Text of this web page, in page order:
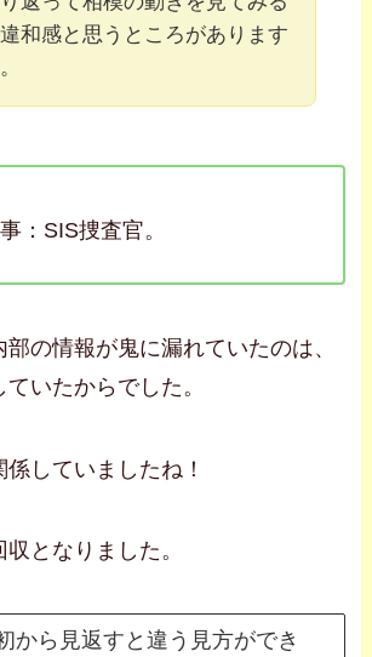
和感と思うところがあります
：SIS捜査官。
の情報が鬼に漏れていたのは、
いたからでした。
していましたね！
となりました。
から見返すと違う見方ができ